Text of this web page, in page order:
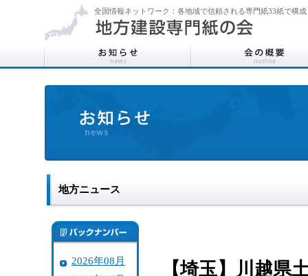
全国情報ネットワーク：各地域で信頼される専門紙33紙で構成
地方ニュース
2026年08月
【埼玉】川越